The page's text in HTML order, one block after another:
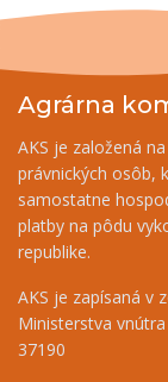
Agrárna
AKS je založená
právnických osôb,
samostatne
platby na pôdu
republike.
AKS je zapísaná v
Ministerstva
37190